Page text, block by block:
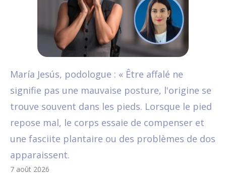
María Jesús, podologue : « Être affalé ne
signifie pas une mauvaise posture, l'origine se
trouve souvent dans les pieds. Lorsque le pied
repose mal, le corps essaie de compenser et
une fasciite plantaire ou des problèmes de dos
apparaissent.
7 août 2026